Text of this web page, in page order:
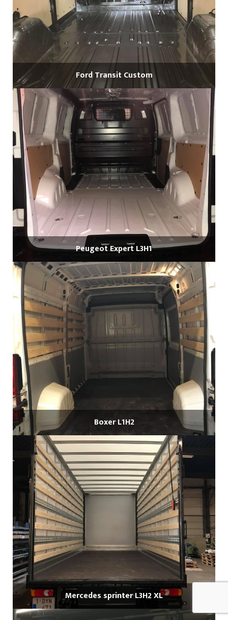
Ford Transit Custom
Peugeot Expert L3H1
Boxer L1H2
Mercedes sprinter L3H2 XL